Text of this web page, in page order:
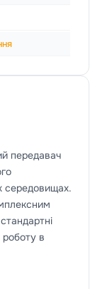
передавач
середовищах.
роботу в